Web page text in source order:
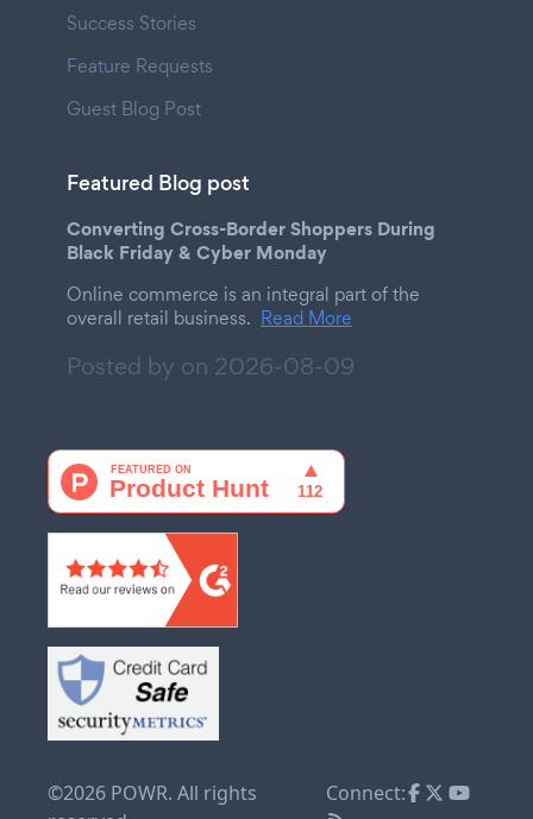
Success Stories
Feature Requests
Guest Blog Post
Featured Blog post
Converting Cross-Border Shoppers During
Black Friday & Cyber Monday
Online commerce is an integral part of the
overall retail business. Read More
Posted by on 2026-08-09
©2026 POWR. All rights
Connect: